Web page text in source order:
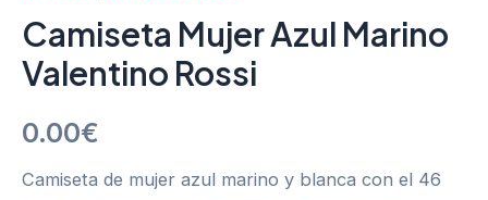
Camiseta Mujer Azul Marino
Valentino Rossi
0.00€
Camiseta de mujer azul marino y blanca con el 46